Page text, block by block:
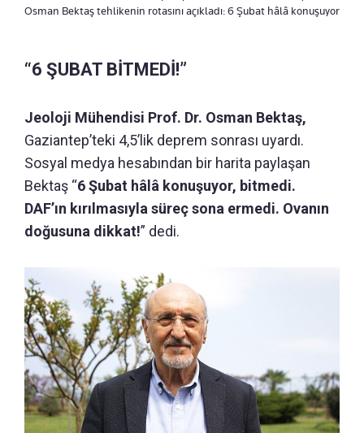
Osman Bektaş tehlikenin rotasını açıkladı: 6 Şubat hâlâ konuşuyor
“6 ŞUBAT BİTMEDİ!”
Jeoloji Mühendisi Prof. Dr. Osman Bektaş,
Gaziantep’teki 4,5’lik deprem sonrası uyardı.
Sosyal medya hesabından bir harita paylaşan
Bektaş “6 Şubat hâlâ konuşuyor, bitmedi.
DAF’ın kırılmasıyla süreç sona ermedi. Ovanın
doğusuna dikkat!” dedi.